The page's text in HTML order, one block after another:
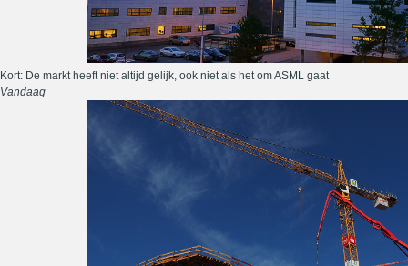
Kort: De markt heeft niet altijd gelijk, ook niet als het om ASML gaat
Vandaag